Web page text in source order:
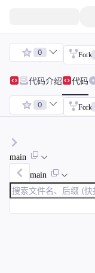
0 Fork
代码介绍 代码
0 Fork
main
main